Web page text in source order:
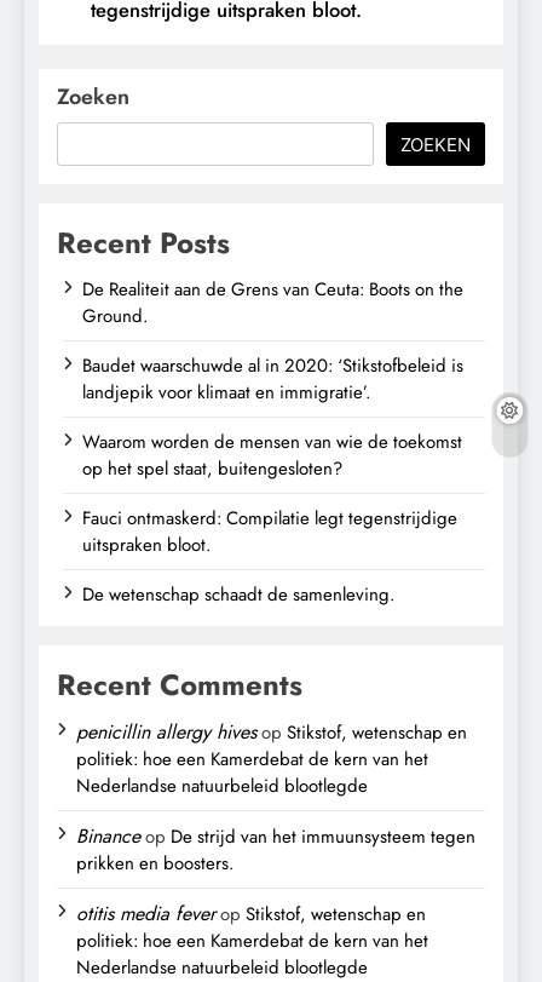
tegenstrijdige uitspraken bloot.
Zoeken
ZOEKEN
Recent Posts
De Realiteit aan de Grens van Ceuta: Boots on the
Ground.
Baudet waarschuwde al in 2020: ‘Stikstofbeleid is
landjepik voor klimaat en immigratie’.
Waarom worden de mensen van wie de toekomst
op het spel staat, buitengesloten?
Fauci ontmaskerd: Compilatie legt tegenstrijdige
uitspraken bloot.
De wetenschap schaadt de samenleving.
Recent Comments
penicillin allergy hivesop Stikstof, wetenschap en
politiek: hoe een Kamerdebat de kern van het
Nederlandse natuurbeleid blootlegde
Binanceop De strijd van het immuunsysteem tegen
prikken en boosters.
otitis media feverop Stikstof, wetenschap en
politiek: hoe een Kamerdebat de kern van het
Nederlandse natuurbeleid blootlegde